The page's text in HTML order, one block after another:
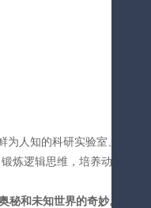
为人知的科研实验室、亲身
炼逻辑思维，培养动手实践
秘和未知世界的奇妙。